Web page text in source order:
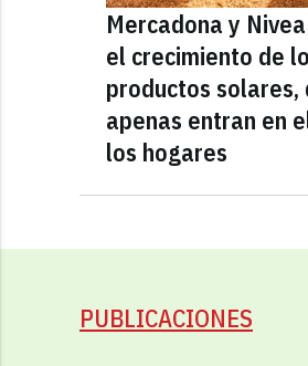
Mercadona y
el crecimiento de
productos solares,
apenas entran en
los hogares
PUBLICACIONES